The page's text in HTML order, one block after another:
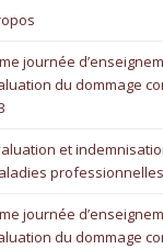
journée
du dommage
et
professionnelles
journée
du dommage